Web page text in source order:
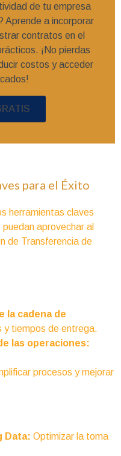
de tu empresa
Aprende a incorporar
contratos en el
¡No pierdas
costos y acceder
para el Éxito
herramientas claves
aprovechar al
de Transferencia de
la cadena de
y tiempos de entrega.
las operaciones:
procesos y mejorar
Data: Optimizar la toma